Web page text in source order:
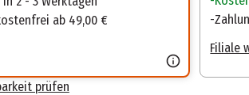
ab 49,00 €
Filiale
prüfen